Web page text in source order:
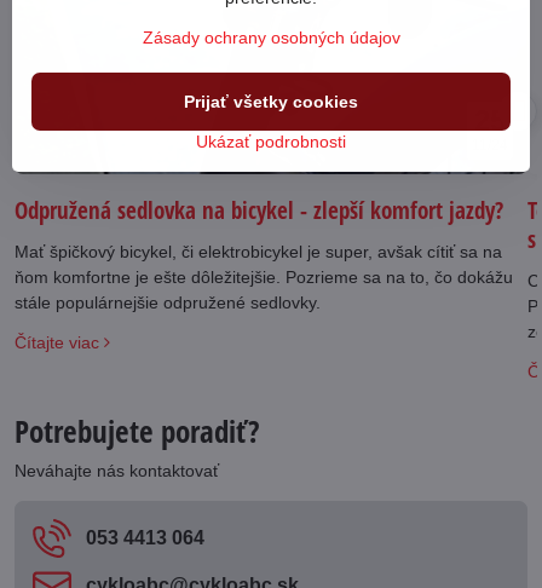
25
Odpružená sedlovka na bicykel - zlepší komfort jazdy?
Mať špičkový bicykel, či elektrobicykel je super, avšak cítiť sa na
ňom komfortne je ešte dôležitejšie. Pozrieme sa na to, čo dokážu
stále populárnejšie odpružené sedlovky.
Čítajte viac
Potrebujete poradiť?
Neváhajte nás kontaktovať
053 4413 064
Zásady ochrany osobných údajov
Ukázať podrobnosti
Prijať všetky cookies